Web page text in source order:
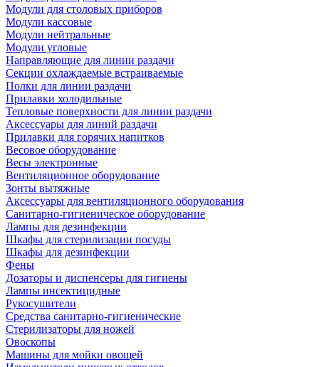
Модули для столовых приборов
Модули кассовые
Модули нейтральные
Модули угловые
Направляющие для линии раздачи
Секции охлаждаемые встраиваемые
Полки для линии раздачи
Прилавки холодильные
Тепловые поверхности для линии раздачи
Аксессуары для линий раздачи
Прилавки для горячих напитков
Весовое оборудование
Весы электронные
Вентиляционное оборудование
Зонты вытяжные
Аксессуары для вентиляционного оборудования
Санитарно-гигиеническое оборудование
Лампы для дезинфекции
Шкафы для стерилизации посуды
Шкафы для дезинфекции
Фены
Дозаторы и диспенсеры для гигиены
Лампы инсектицидные
Рукосушители
Средства санитарно-гигиенические
Стерилизаторы для ножей
Овоскопы
Машины для мойки овощей